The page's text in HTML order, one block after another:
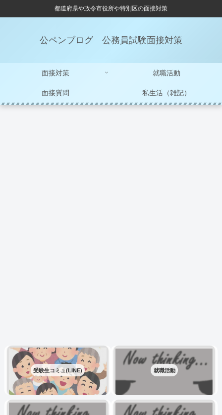
都道府県や政令市役所や特別区の面接対策
公ペンブログ 公務員試験面接対策
面接対策 就職活動
面接質問 私生活（雑記）
受験生コミュ(LINE) 就職活動